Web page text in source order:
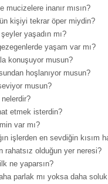
mucizelere inanır mısın?
kişiyi tekrar öper miydin?
yaşadın mı?
yaşam var mı?
konuşuyor musun?
hoşlanıyor musun?
musun?
etmek isterdin?
var mı?
işlerden en sevdiğin kısım
rahatsız olduğun yer neresi?
ne yaparsın?
parlak mı yoksa daha soluk